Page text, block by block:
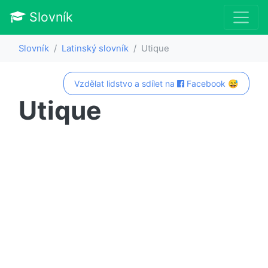
Slovník
Slovník Latinský slovník Utique
Vzdělat lidstvo a sdílet na Facebook 😅
Utique